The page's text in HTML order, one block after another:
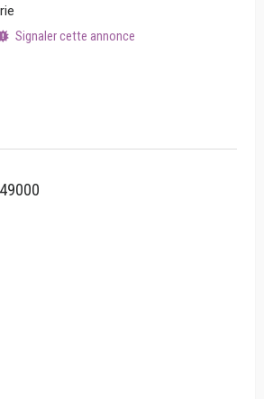
Signaler cette annonce